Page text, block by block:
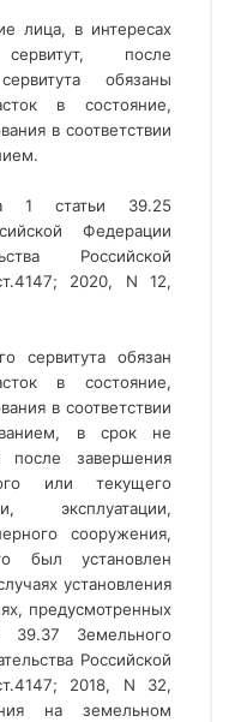
лица, в интересах
после
обязаны
в состояние,
в соответствии
1 статьи 39.25
Федерации
Российской
2020, N 12,
сервитута обязан
в состояние,
в соответствии
в срок не
завершения
или текущего
эксплуатации,
сооружения,
был установлен
установления
предусмотренных
39.37 Земельного
Российской
2018, N 32,
на земельном